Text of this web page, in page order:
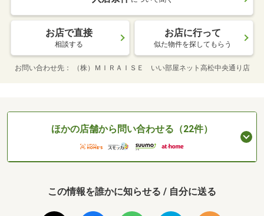
お店で直接
相談する
お店に行って
似た物件を探してもらう
お問い合わせ先 （株）ＭＩＲＡＩＳＥ いい部屋ネット高松中央通り店
ほかの店舗から問い合わせる（22件）
この情報を誰かに知らせる / 自分に送る